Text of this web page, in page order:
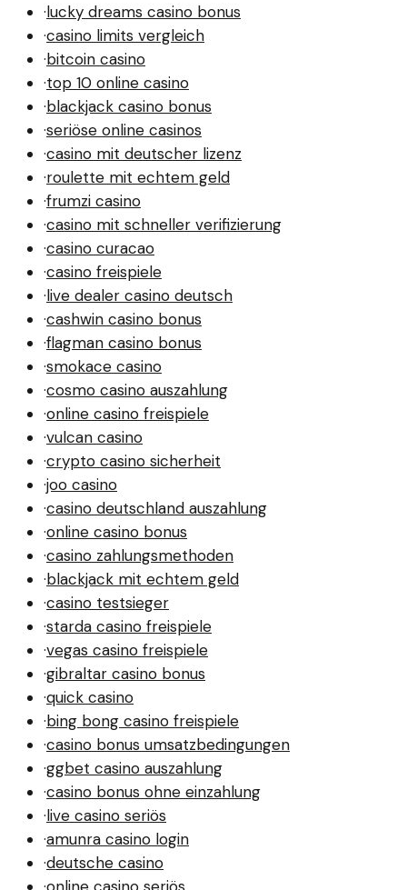
·lucky dreams casino bonus
·casino limits vergleich
·bitcoin casino
·top 10 online casino
·blackjack casino bonus
·seriöse online casinos
·casino mit deutscher lizenz
·roulette mit echtem geld
·frumzi casino
·casino mit schneller verifizierung
·casino curacao
·casino freispiele
·live dealer casino deutsch
·cashwin casino bonus
·flagman casino bonus
·smokace casino
·cosmo casino auszahlung
·online casino freispiele
·vulcan casino
·crypto casino sicherheit
·joo casino
·casino deutschland auszahlung
·online casino bonus
·casino zahlungsmethoden
·blackjack mit echtem geld
·casino testsieger
·starda casino freispiele
·vegas casino freispiele
·gibraltar casino bonus
·quick casino
·bing bong casino freispiele
·casino bonus umsatzbedingungen
·ggbet casino auszahlung
·casino bonus ohne einzahlung
·live casino seriös
·amunra casino login
·deutsche casino